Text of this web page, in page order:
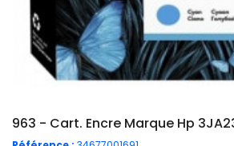
963 - Cart. Encre Marque Hp